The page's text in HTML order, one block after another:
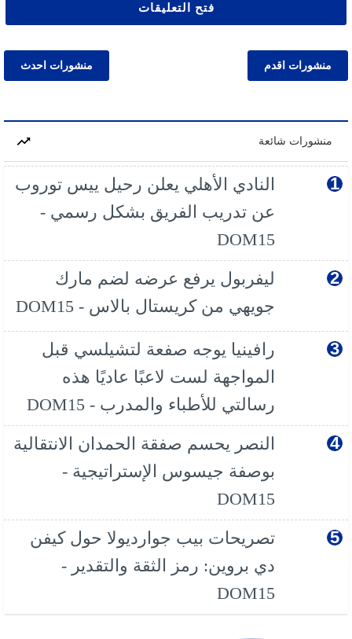
فتح التعليقات
منشورات احدث منشورات اقدم
منشورات شائعة
النادي الأهلي يعلن رحيل ييس توروب
عن تدريب الفريق بشكل رسمي -
DOM15
ليفربول يرفع عرضه لضم مارك
جويهي من كريستال بالاس - DOM15
رافينيا يوجه صفعة لتشيلسي قبل
المواجهة لست لاعبًا عاديًا هذه
رسالتي للأطباء والمدرب - DOM15
النصر يحسم صفقة الحمدان الانتقالية
بوصفة جيسوس الإستراتيجية -
DOM15
تصريحات بيب جوارديولا حول كيفن
دي بروين: رمز الثقة والتقدير -
DOM15